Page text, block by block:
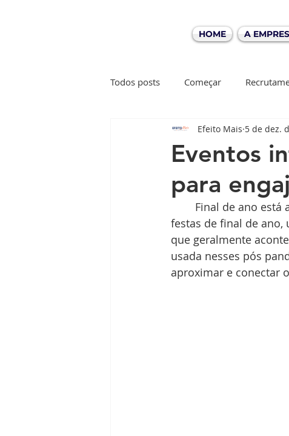
HOME A
Todos posts Começar
Gestão de pessoas Collabs
Eventos
para
Efeito Mais 5 de dez.
festas de final de
que geralmente
usada nesses pós
aproximar e conectar